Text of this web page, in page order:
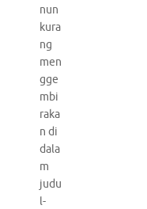
nun
kura
ng
men
gge
mbi
raka
n di
dala
m
judu
l-